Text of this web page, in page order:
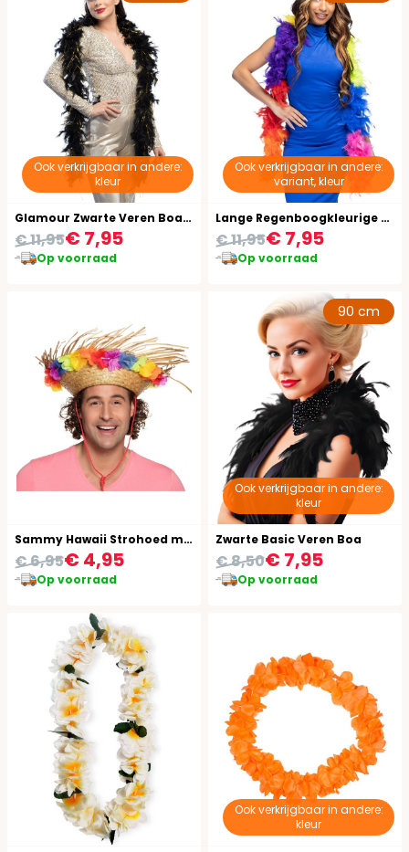
Ook verkrijgbaar in andere:
kleur
Glamour Zwarte Veren Boa met Goud
€ 7,95
€ 11,95
Op voorraad
Ook verkrijgbaar in andere:
variant, kleur
Lange Regenboogkleurige Veren Boa
€ 7,95
€ 11,95
Op voorraad
Sammy Hawaii Strohoed met Bloemen
€ 4,95
€ 6,95
Op voorraad
Ook verkrijgbaar in andere:
kleur
90 cm
Zwarte Basic Veren Boa
€ 7,95
€ 8,50
Op voorraad
Ook verkrijgbaar in andere:
kleur